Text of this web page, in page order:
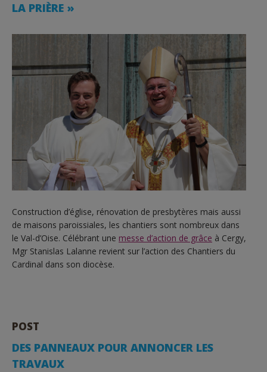
LA PRIÈRE »
Construction d’église, rénovation de presbytères mais aussi
de maisons paroissiales, les chantiers sont nombreux dans
le Val-d’Oise. Célébrant une messe d’action de grâce à Cergy,
Mgr Stanislas Lalanne revient sur l’action des Chantiers du
Cardinal dans son diocèse.
POST
DES PANNEAUX POUR ANNONCER LES
TRAVAUX